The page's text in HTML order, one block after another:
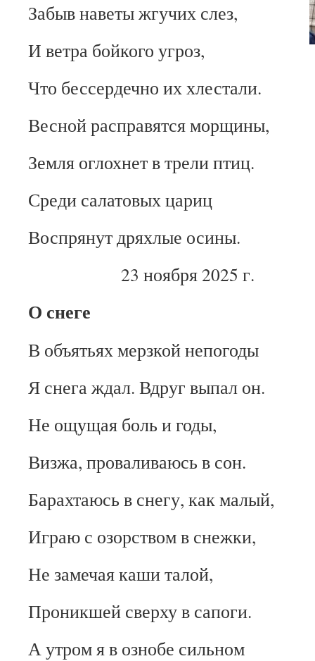
Забыв наветы жгучих слез,
И ветра бойкого угроз,
Что бессердечно их хлестали.
Весной расправятся морщины,
Земля оглохнет в трели птиц.
Среди салатовых цариц
Воспрянут дряхлые осины.
23 ноября 2025 г.
О снеге
В объятьях мерзкой непогоды
Я снега ждал. Вдруг выпал он.
Не ощущая боль и годы,
Визжа, проваливаюсь в сон.
Барахтаюсь в снегу, как малый,
Играю с озорством в снежки,
Не замечая каши талой,
Проникшей сверху в сапоги.
А утром я в ознобе сильном